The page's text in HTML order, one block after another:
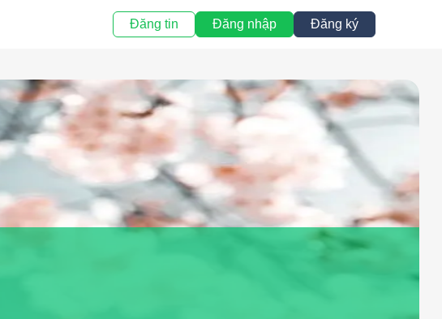
Đăng tin Đăng nhập Đăng ký